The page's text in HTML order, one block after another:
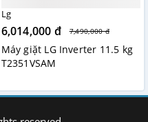
Lg
6,014,000 đ 7,490,000 đ
Máy giặt LG Inverter 11.5 kg
T2351VSAM